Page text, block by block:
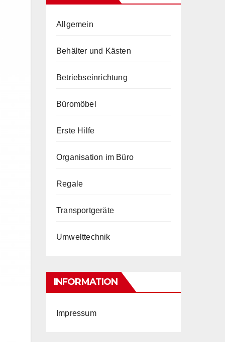
Allgemein
Behälter und Kästen
Betriebseinrichtung
Büromöbel
Erste Hilfe
Organisation im Büro
Regale
Transportgeräte
Umwelttechnik
INFORMATION
Impressum